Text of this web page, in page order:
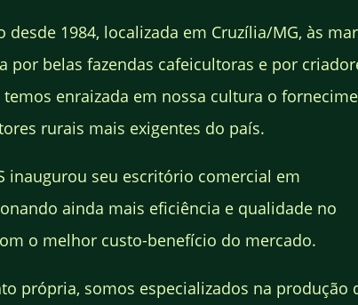
1984, localizada em Cruzília/MG, às
por belas fazendas cafeicultoras e por
temos enraizada em nossa cultura o
rurais mais exigentes do país.
inaugurou seu escritório comercial em
ainda mais eficiência e qualidade no
o melhor custo-benefício do mercado.
própria, somos especializados na produção